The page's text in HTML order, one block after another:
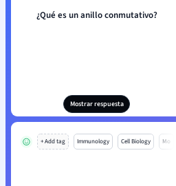
¿Qué es un anillo conmutativo?
Mostrar respuesta
+ Add tag Immunology Cell Biology Mo